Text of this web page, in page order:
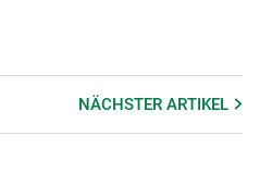
NÄCHSTERARTIKEL